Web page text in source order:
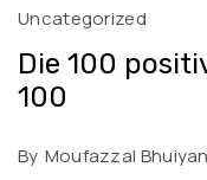
Uncategorized
Die 100
100
By Moufazzal Bhuiyan